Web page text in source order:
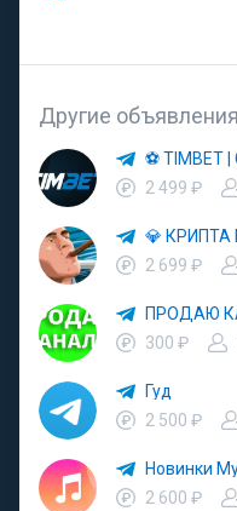
Другие
2 499 ₽
💎 КРИПТА
2 699 ₽
ПРОДАЮ
300 ₽
Гуд
2 500 ₽
2 600 ₽